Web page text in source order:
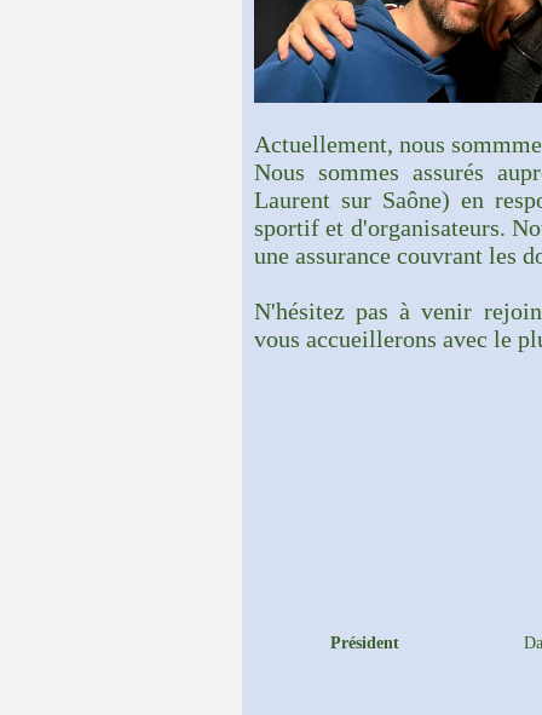
Actuellement, nous
Nous sommes assurés
Laurent sur Saône) en
sportif et d'organisateurs.
une assurance couvrant les
N'hésitez pas à venir
vous accueillerons avec le
Président